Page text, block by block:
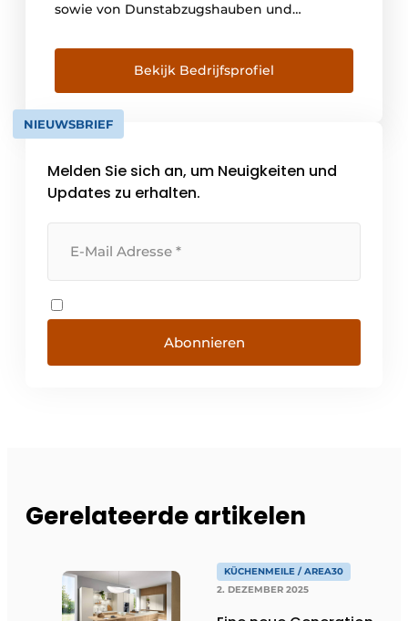
sowie von Dunstabzugshauben und
Unternehmen ein führender europäischer
Hersteller von Elektromotoren für
Haushaltsgeräte und Heizkessel. Elica wird
von Francesco Casoli und Giulio Cocci
geleitet und verfügt über 7
[...]
Bekijk Bedrijfsprofiel
NIEUWSBRIEF
Melden Sie sich an, um Neuigkeiten und
Updates zu erhalten.
Abonnieren
Gerelateerde artikelen
KÜCHENMEILE / AREA30
2. DEZEMBER 2025